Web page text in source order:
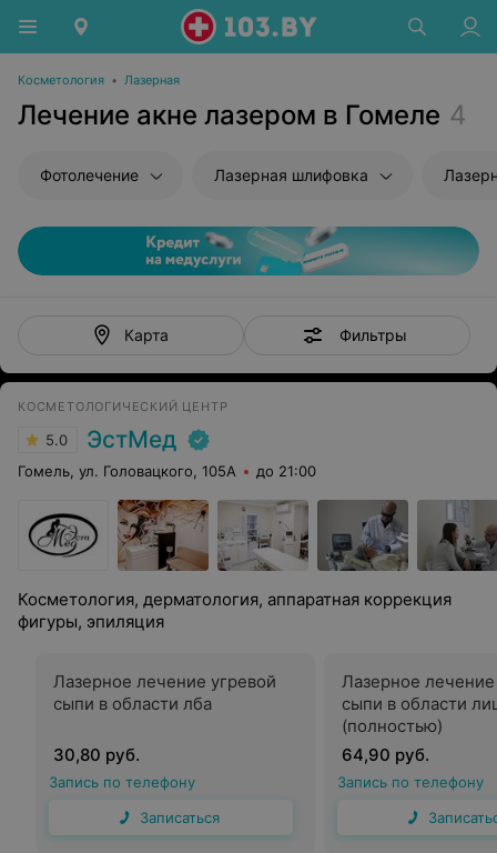
Косметология • Лазерная
Лечение акне лазером в Гомеле 4
Фотолечение Лазерная шлифовка
Карта Фильтры
КОСМЕТОЛОГИЧЕСКИЙ ЦЕНТР
5.0 ЭстМед
Гомель, ул. Головацкого, 105А до 21:00
Косметология, дерматология, аппаратная коррекция
фигуры, эпиляция
Лазерное лечение угревой
сыпи в области лба
30,80 руб.
Запись по телефону
Записаться
Лазерное лечение
сыпи в области
(полностью)
64,90 руб.
Запись по телефону